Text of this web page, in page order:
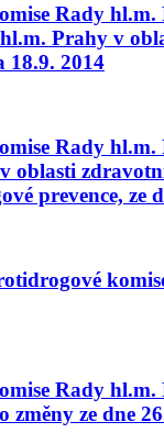
Rady
Prahy v
18.9. 2014
Rady
oblasti
prevence, ze
Rady
změny ze dne